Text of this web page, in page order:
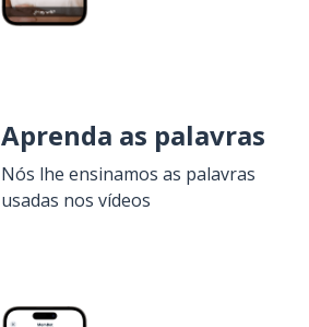
Aprenda as palavras
Nós lhe ensinamos as palavras
usadas nos vídeos